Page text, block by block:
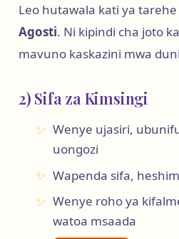
Leo hutawala kati ya tarehe
Agosti. Ni kipindi cha joto
mavuno kaskazini mwa
2) Sifa za Kimsingi
Wenye ujasiri,
uongozi
Wapenda sifa,
Wenye roho ya
watoa msaada